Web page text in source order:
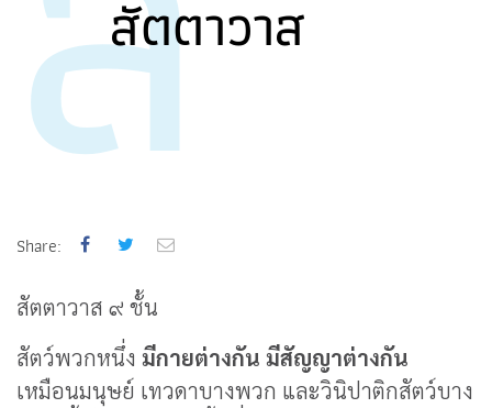
สัตตาวาส
Share:
สัตตาวาส ๙ ชั้น
สัตว์พวกหนึ่ง มีกายต่างกัน มีสัญญาต่างกัน
เหมือนมนุษย์ เทวดาบางพวก และวินิปาติกสัตว์บาง